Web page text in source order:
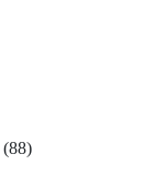
(88)